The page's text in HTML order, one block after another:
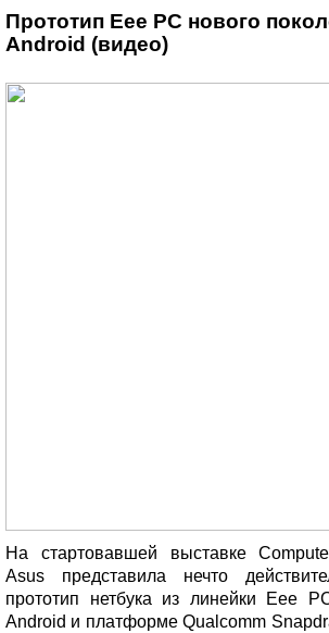
Прототип Eee PC нового
Android (видео)
На стартовавшей выставке
Asus представила нечто
прототип нетбука из линейки Eee
Android и платформе Qualcomm